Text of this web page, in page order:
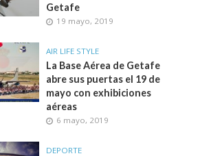
Getafe
19 mayo, 2019
AIR LIFE STYLE
La Base Aérea de Getafe
abre sus puertas el 19 de
mayo con exhibiciones
aéreas
6 mayo, 2019
DEPORTE